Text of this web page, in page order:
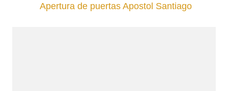
Apertura de puertas Apostol Santiago